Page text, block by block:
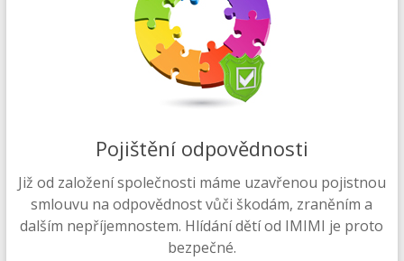
Pojištění odpovědnosti
Již od založení společnosti máme uzavřenou pojistnou
smlouvu na odpovědnost vůči škodám, zraněním a
dalším nepříjemnostem. Hlídání dětí od IMIMI je proto
bezpečné.